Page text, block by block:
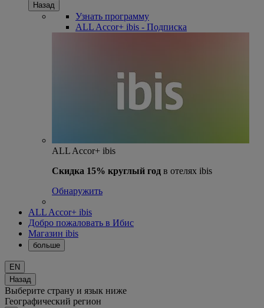
Назад
Узнать программу
ALL Accor+ ibis - Подписка
ALL Accor+ ibis
Скидка 15% круглый год в отелях ibis
Обнаружить
ALL Accor+ ibis
Добро пожаловать в Ибис
Магазин ibis
больше
EN
Назад
Выберите страну и язык ниже
Географический регион